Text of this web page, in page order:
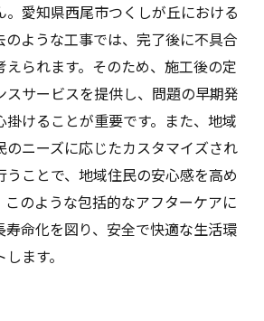
。愛知県西尾市つくしが丘における
のような工事では、完了後に不具合
られます。そのため、施工後の定
スサービスを提供し、問題の早期発
掛けることが重要です。また、地域
のニーズに応じたカスタマイズされ
うことで、地域住民の安心感を高め
このような包括的なアフターケアに
寿命化を図り、安全で快適な生活環
ます。